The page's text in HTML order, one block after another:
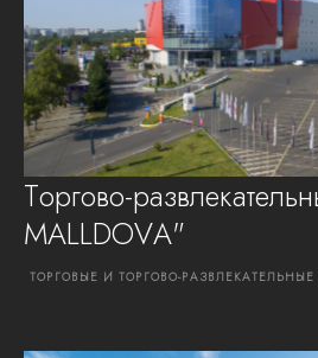
Торгово-
MALLDOVA"
ТОРГОВЫЕ И ТОРГОВО-РАЗВЛЕКАТЕЛЬНЫЕ